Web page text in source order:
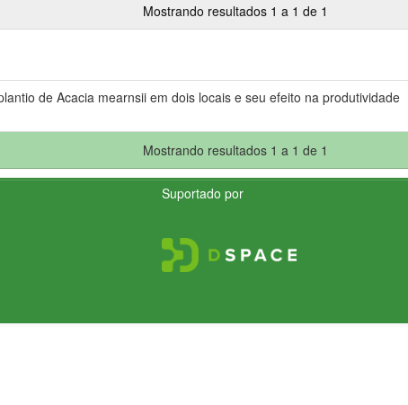
Mostrando resultados 1 a 1 de 1
de Acacia mearnsii em dois locais e seu efeito na produtividade
Mostrando resultados 1 a 1 de 1
Suportado por